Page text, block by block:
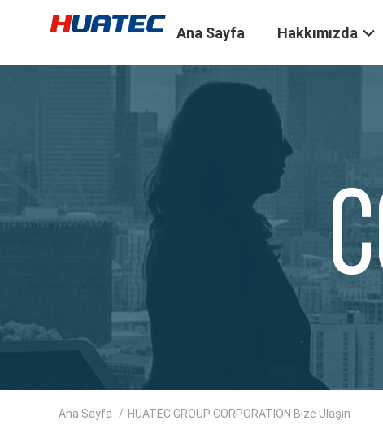
Ana Sayfa Hakkımızda
Ana Sayfa / HUATEC GROUP CORPORATION Bize Ulaşın